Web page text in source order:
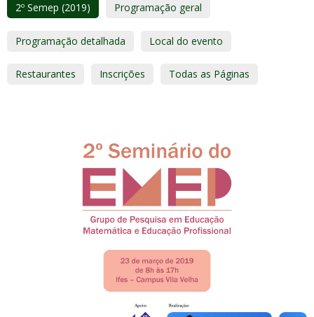
2º Semep (2019) Programação geral
Programação detalhada Local do evento
Restaurantes Inscrições Todas as Páginas